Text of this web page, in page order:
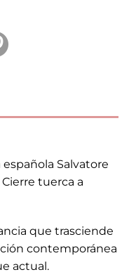
Salvatore
tuerca a
que trasciende
contemporánea
actual.